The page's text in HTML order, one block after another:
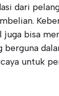
dari
bisa
berguna
untuk